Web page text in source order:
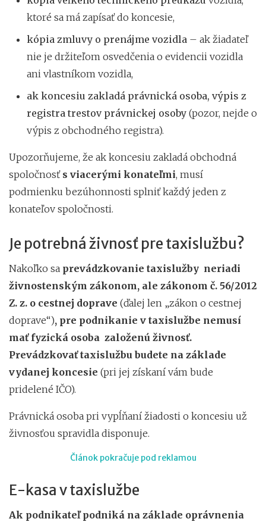
ktoré sa má zapísať do koncesie,
kópia zmluvy o prenájme vozidla – ak žiadateľ
nie je držiteľom osvedčenia o evidencii vozidla
ani vlastníkom vozidla,
ak koncesiu zakladá právnická osoba, výpis z
registra trestov právnickej osoby (pozor, nejde o
výpis z obchodného registra).
Upozorňujeme, že ak koncesiu zakladá obchodná
spoločnosť s viacerými konateľmi, musí
podmienku bezúhonnosti splniť každý jeden z
konateľov spoločnosti.
Je potrebná živnosť pre taxislužbu?
Nakoľko sa prevádzkovanie taxislužby neriadi
živnostenským zákonom, ale zákonom č. 56/2012
Z. z. o cestnej doprave (ďalej len „zákon o cestnej
doprave“), pre podnikanie v taxislužbe nemusí
mať fyzická osoba založenú živnosť.
Prevádzkovať taxislužbu budete na základe
vydanej koncesie (pri jej získaní vám bude
pridelené IČO).
Právnická osoba pri vypĺňaní žiadosti o koncesiu už
živnosťou spravidla disponuje.
Článok pokračuje pod reklamou
E-kasa v taxislužbe
Ak podnikateľ podniká na základe oprávnenia